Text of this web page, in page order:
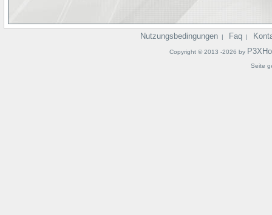
Nutzungsbedingungen | Faq |
Copyright © 2013 -2026 by
Seite